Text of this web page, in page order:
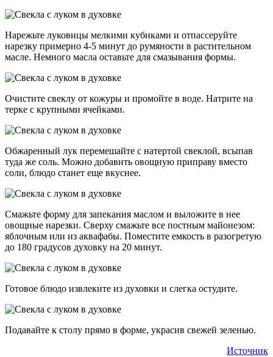
Нарежьте луковицы мелкими кубиками и отпассеруйте
нарезку примерно 4-5 минут до румяности в растительном
масле. Немного масла оставьте для смазывания формы.
Очистите свеклу от кожуры и промойте в воде. Натрите на
терке с крупными ячейками.
Обжаренный лук перемешайте с натертой свеклой, всыпав
туда же соль. Можно добавить овощную приправу вместо
соли, блюдо станет еще вкуснее.
Смажьте форму для запекания маслом и выложите в нее
овощные нарезки. Сверху смажьте все постным майонезом:
яблочным или из аквафабы. Поместите емкость в разогретую
до 180 градусов духовку на 20 минут.
Готовое блюдо извлеките из духовки и слегка остудите.
Подавайте к столу прямо в форме, украсив свежей зеленью.
Источник